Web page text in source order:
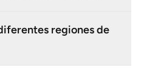
regiones de